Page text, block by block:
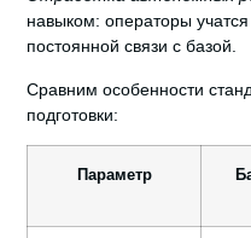
навыком: операторы
постоянной связи с базой.
Сравним особенности
подготовки:
Параметр